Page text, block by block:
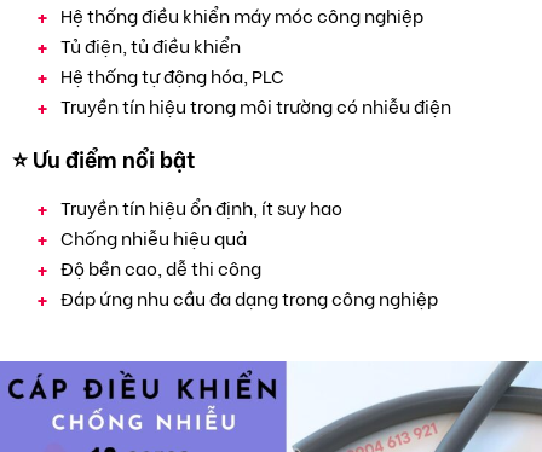
Hệ thống điều khiển máy móc công nghiệp
Tủ điện, tủ điều khiển
Hệ thống tự động hóa, PLC
Truyền tín hiệu trong môi trường có nhiễu điện
⭐ Ưu điểm nổi bật
Truyền tín hiệu ổn định, ít suy hao
Chống nhiễu hiệu quả
Độ bền cao, dễ thi công
Đáp ứng nhu cầu đa dạng trong công nghiệp